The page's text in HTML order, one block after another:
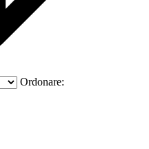
Ordonare: